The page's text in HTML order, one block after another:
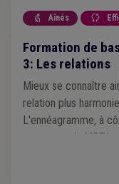
 Aînés 
Formation de
3: Les relations
Mieux se connaître
relation plus
L'ennéagramme, à
ou encore du MBTI,